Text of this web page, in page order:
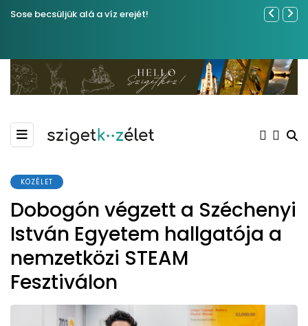
Sose becsüljük alá a víz erejét!
Közel
KÖZÉLET
Dobogón végzett a Széchenyi
István Egyetem hallgatója a
nemzetközi STEAM
Fesztiválon